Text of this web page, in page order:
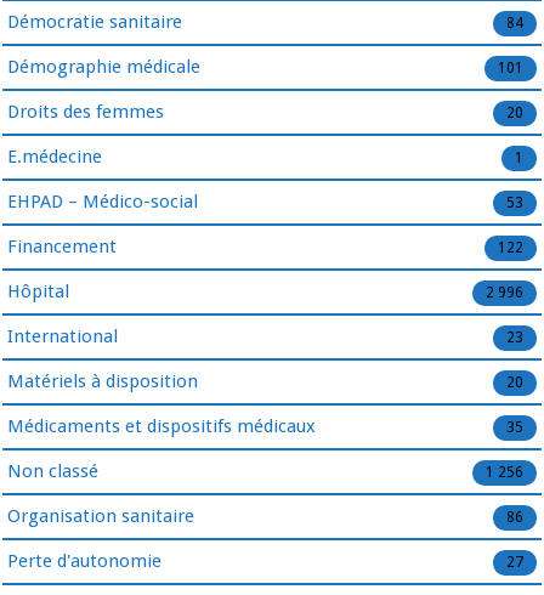
Démocratie sanitaire 84
Démographie médicale 101
Droits des femmes 20
E.médecine 1
EHPAD – Médico-social 53
Financement 122
Hôpital 2 996
International 23
Matériels à disposition 20
Médicaments et dispositifs médicaux 35
Non classé 1 256
Organisation sanitaire 86
Perte d'autonomie 27